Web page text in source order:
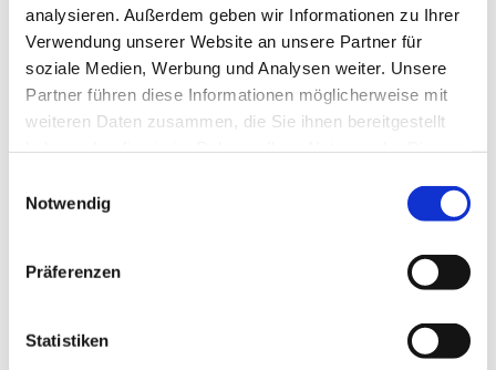
analysieren. Außerdem geben wir Informationen zu Ihrer
Verwendung unserer Website an unsere Partner für
soziale Medien, Werbung und Analysen weiter. Unsere
Partner führen diese Informationen möglicherweise mit
weiteren Daten zusammen, die Sie ihnen bereitgestellt
Notwendig
Präferenzen
Statistiken
Auf unserer Plattform findest Du eine große Auswahl
an Stellenangeboten, die nach Städten sortiert sind,
suchen kannst. Egal, ob Du eine neue
Herausforderung suchst, einen beruflichen Wechsel
planst oder einfach eine Stelle in Deinem aktuellen